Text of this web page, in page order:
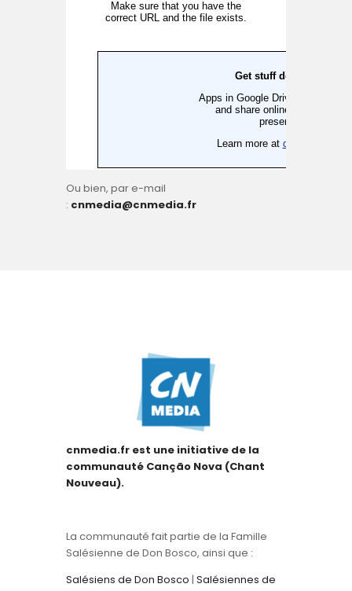
Ou bien, par e-mail
: cnmedia@cnmedia.fr
cnmedia.fr est une initiative de la
communauté Canção Nova (Chant
Nouveau).
La communauté fait partie de la Famille
Salésienne de Don Bosco, ainsi que :
Salésiens de Don Bosco | Salésiennes de